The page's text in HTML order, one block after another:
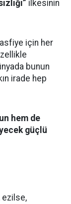
ilkesinin
için her
bunun
irade hep
hem de
güçlü
ezilse,